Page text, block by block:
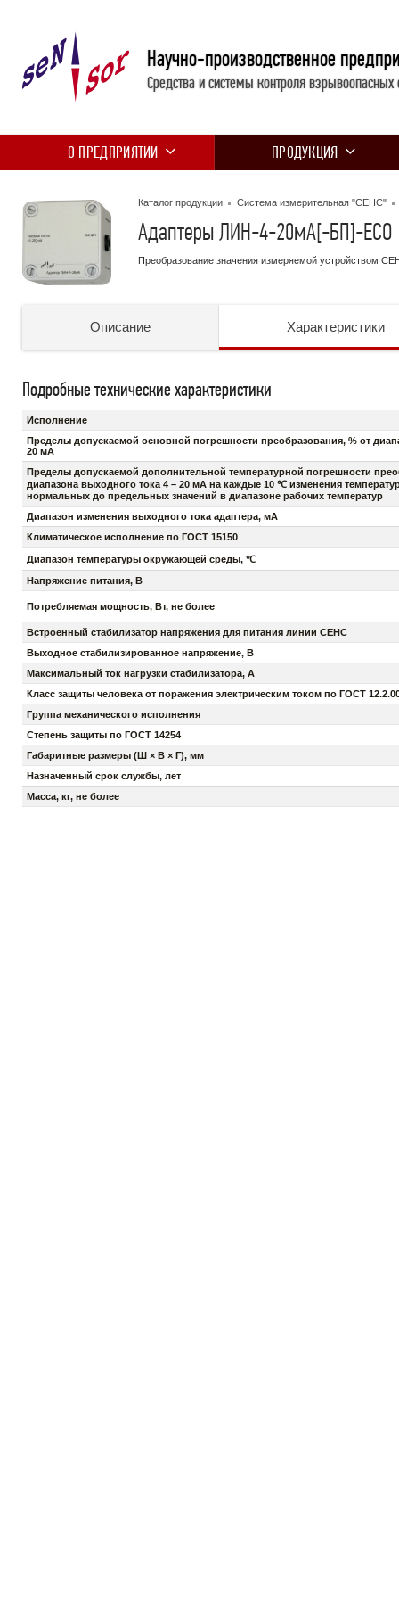
Научно-производственное
Средства и системы контроля взрывоопасных
О ПРЕДПРИЯТИИ ПРОДУКЦИЯ
Каталог продукции Система измерительная "СЕНС"
Адаптеры ЛИН-4-20мА[-БП]-ECO
Преобразование значения измеряемой устройством
Описание Характеристики
Подробные технические характеристики
Исполнение
Пределы допускаемой основной погрешности преобразования, % от
20 мА
Пределы допускаемой дополнительной температурной погрешности
диапазона выходного тока 4 – 20 мА на каждые 10 ℃ изменения
нормальных до предельных значений в диапазоне рабочих температур
Диапазон изменения выходного тока адаптера, мА
Климатическое исполнение по ГОСТ 15150
Диапазон температуры окружающей среды, ℃
Напряжение питания, В
Потребляемая мощность, Вт, не более
Встроенный стабилизатор напряжения для питания линии СЕНС
Выходное стабилизированное напряжение, В
Максимальный ток нагрузки стабилизатора, А
Класс защиты человека от поражения электрическим током по ГОСТ
Группа механического исполнения
Степень защиты по ГОСТ 14254
Габаритные размеры (Ш × В × Г), мм
Назначенный срок службы, лет
Масса, кг, не более